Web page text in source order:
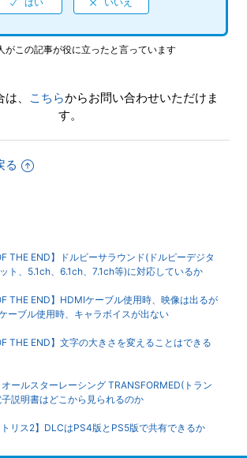
か
OF THE END】フルボイスなのか
ドスクリーン)の両方に対応しているのか
THE END】映像出力は何に対応してい
がこの記事が役に立ったと言っています
、 こちらからお問い合わせいただけま
す。
る
THE END】ドルビーサラウンド(ドルピーデジタ
ト、5.1ch、6.1ch、7.1ch等)に対応しているか
THE END】HDMIケーブル使用時、映像は出るが
ーブル使用時、キャラボイスが出ない
THE END】文字の大きさを変えることはできる
オールスターレーシング TRANSFORMED(トラン
説明書はどこから見られるのか
トリス2】DLCはPS4版とPS5版で共有できるか